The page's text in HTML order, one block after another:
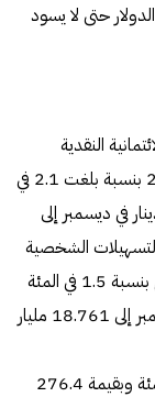
حتى لا يسود
النقدية
المقدمة من البنوك (إجمالي القطاعات) خلال 2023 بنسبة بلغت 2.1 في
دينار من 52.447 مليار دينار في ديسمبر إلى
التسهيلات الشخصية
النقدية المقدمة من البنوك نموا خلال العام الماضي بنسبة 1.5 في المئة
وبـ 284.2 مليون دينار، من 18.477 مليار في ديسمبر إلى 18.761 مليار
وارتفع رصيد التسهيلات الإسكانية بنسبة 1.7 في المئة وبقيمة 276.4